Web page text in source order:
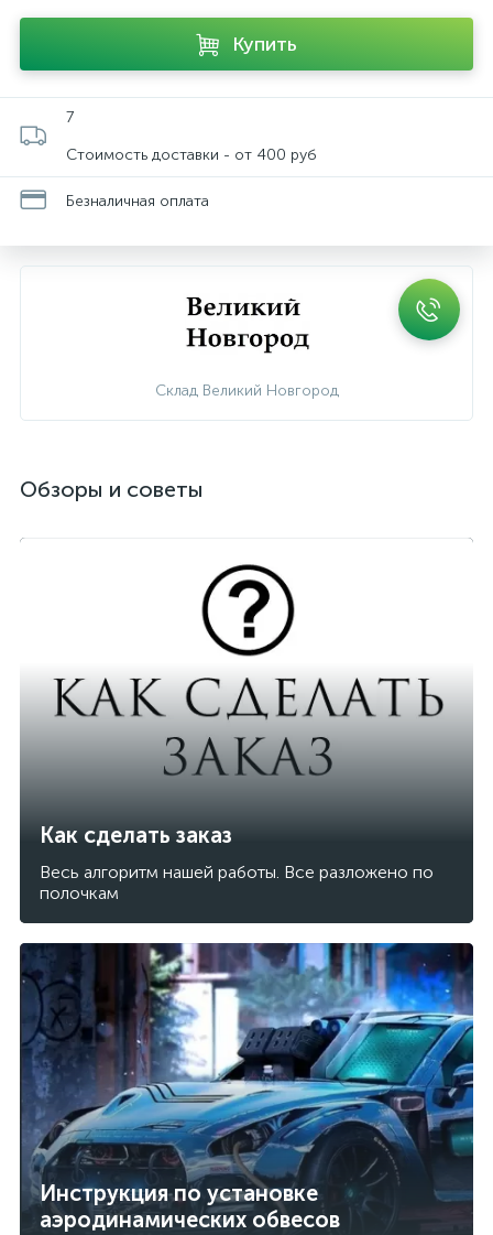
Купить
7
Стоимость доставки - от 400 руб
Безналичная оплата
Склад Великий Новгород
Обзоры и советы
Как сделать заказ
Весь алгоритм нашей работы. Все разложено по
полочкам
Инструкция по установке
аэродинамических обвесов